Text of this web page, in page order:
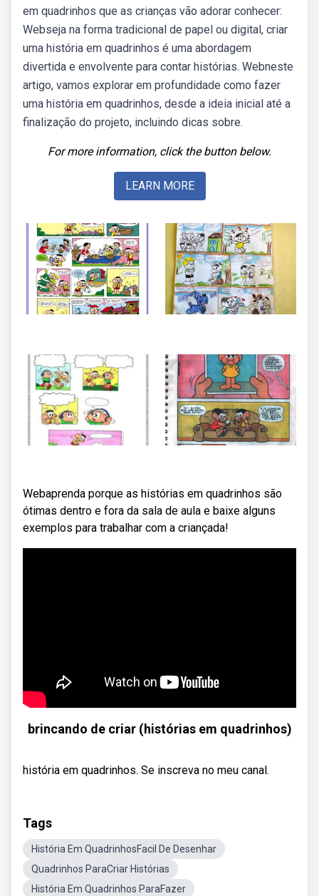
em quadrinhos que as crianças vão adorar conhecer:
Webseja na forma tradicional de papel ou digital, criar
uma história em quadrinhos é uma abordagem
divertida e envolvente para contar histórias. Webneste
artigo, vamos explorar em profundidade como fazer
uma história em quadrinhos, desde a ideia inicial até a
finalização do projeto, incluindo dicas sobre.
For more information, click the button below.
LEARN MORE
Webaprenda porque as histórias em quadrinhos são
ótimas dentro e fora da sala de aula e baixe alguns
exemplos para trabalhar com a criançada!
brincando de criar (histórias em quadrinhos)
história em quadrinhos. Se inscreva no meu canal.
Tags
História Em QuadrinhosFacil De Desenhar
Quadrinhos ParaCriar Histórias
História Em Quadrinhos ParaFazer